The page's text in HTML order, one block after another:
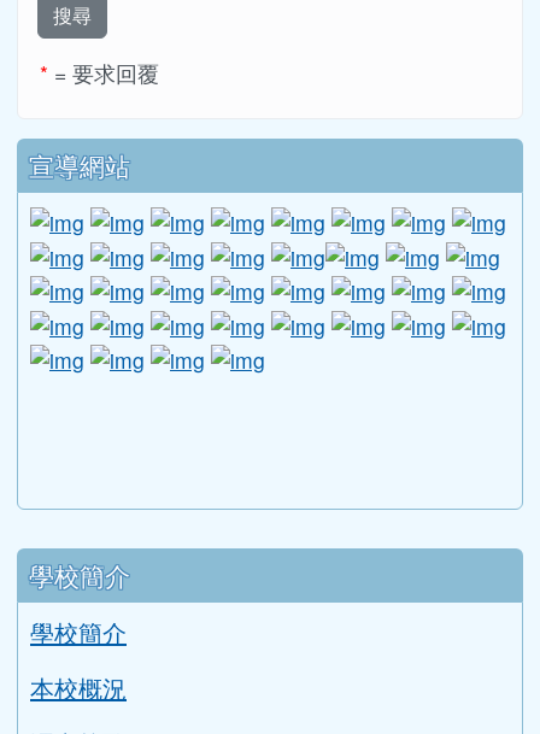
搜尋
* = 要求回覆
下中區域內容
宣導網站
link to http://www.guide.edu.tw/
link to http://www.csptc.gov.tw/ \
link to http://enc.moe.edu.tw/ \
link to https://link to https://link to https://
link to
link to http://edufund.cyut.edu.tw \
link to http://link to https://www.ptskids.tw/ \
link to http://
link to http://link to http://
link to
link to http://1950.tycg.gov.tw/ \
link to http://www.e-quit.org/ \
link to http://www.hpa.gov.tw/
link to http://link to http://goo.gl/
link to http://
link to
link to http://www.2017twccprcescr.tw/
link to http://http://ifi.immigration.gov.tw/
link to https://i.win.org.tw/iWIN/
link to https://
link to http://link to https://
link to https://
link to
link to
link to https://dep.mohw.gov.tw/DOMHAOH/lp-3560-
link to https://dep.mohw.gov.tw/DOMHAOH/cp-
link to http://sgcc.tyc.edu.tw/tycsgcc/ \
link to =\ https://learning.swcb.gov.tw/
link to http://
左邊區域內容
學校簡介
學校簡介
本校概況